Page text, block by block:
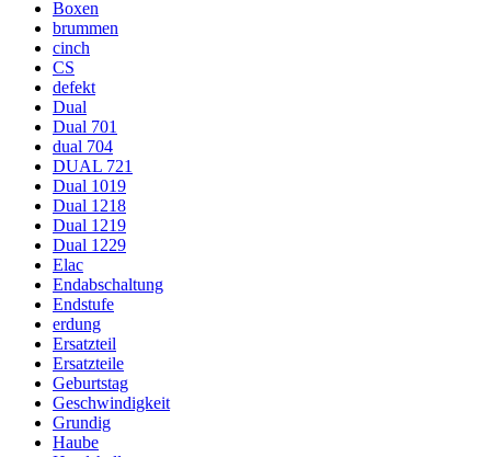
Boxen
brummen
cinch
CS
defekt
Dual
Dual 701
dual 704
DUAL 721
Dual 1019
Dual 1218
Dual 1219
Dual 1229
Elac
Endabschaltung
Endstufe
erdung
Ersatzteil
Ersatzteile
Geburtstag
Geschwindigkeit
Grundig
Haube